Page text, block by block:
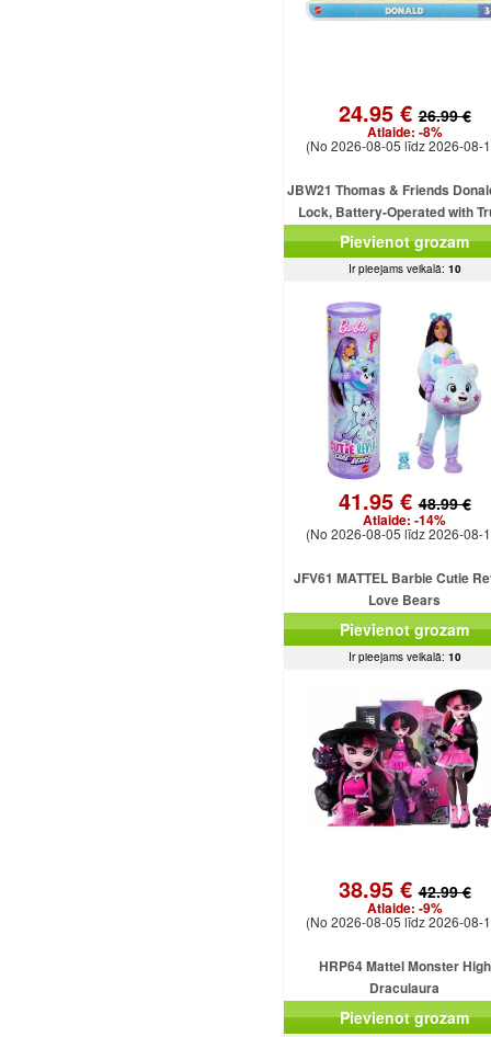
24.95 €26.99 €
Atlaide: -8%
(No 2026-08-05 līdz 2026-08-
JBW21 Thomas & Friends
Lock, Battery-Operated with
MATTEL
Pievienot grozam
Ir pieejams veikalā: 10
41.95 €48.99 €
Atlaide: -14%
(No 2026-08-05 līdz 2026-08-
JFV61 MATTEL Barbie Cutie
Love Bears
Pievienot grozam
Ir pieejams veikalā: 10
38.95 €42.99 €
Atlaide: -9%
(No 2026-08-05 līdz 2026-08-
HRP64 Mattel Monster High
Draculaura
Pievienot grozam